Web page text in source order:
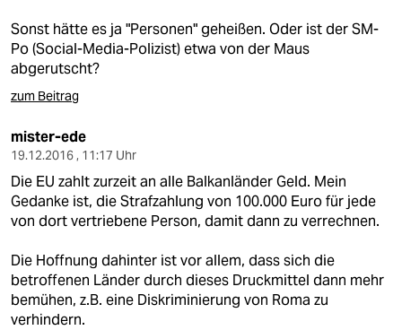
Sonst hätte es ja "Personen" geheißen. Oder ist der SM-
Po (Social-Media-Polizist) etwa von der Maus
abgerutscht?
zum Beitrag
mister-ede
19.12.2016 , 11:17 Uhr
Die EU zahlt zurzeit an alle Balkanländer Geld. Mein
Gedanke ist, die Strafzahlung von 100.000 Euro für jede
von dort vertriebene Person, damit dann zu verrechnen.
Die Hoffnung dahinter ist vor allem, dass sich die
betroffenen Länder durch dieses Druckmittel dann mehr
bemühen, z.B. eine Diskriminierung von Roma zu
verhindern.